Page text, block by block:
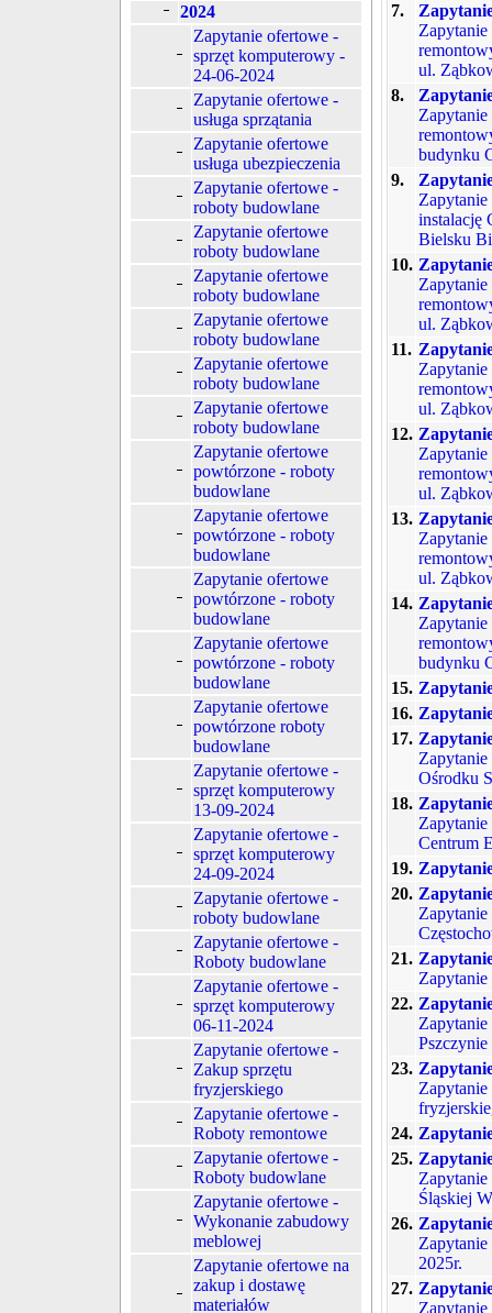
2024
Zapytanie ofertowe -
sprzęt komputerowy -
24-06-2024
Zapytanie ofertowe -
usługa sprzątania
Zapytanie ofertowe
usługa ubezpieczenia
Zapytanie ofertowe -
roboty budowlane
Zapytanie ofertowe
roboty budowlane
Zapytanie ofertowe
roboty budowlane
Zapytanie ofertowe
roboty budowlane
Zapytanie ofertowe
roboty budowlane
Zapytanie ofertowe
roboty budowlane
Zapytanie ofertowe
powtórzone - roboty
budowlane
Zapytanie ofertowe
powtórzone - roboty
budowlane
Zapytanie ofertowe
powtórzone - roboty
budowlane
Zapytanie ofertowe
powtórzone - roboty
budowlane
Zapytanie ofertowe
powtórzone roboty
budowlane
Zapytanie ofertowe -
sprzęt komputerowy
13-09-2024
Zapytanie ofertowe -
sprzęt komputerowy
24-09-2024
Zapytanie ofertowe -
roboty budowlane
Zapytanie ofertowe -
Roboty budowlane
Zapytanie ofertowe -
sprzęt komputerowy
06-11-2024
Zapytanie ofertowe -
Zakup sprzętu
fryzjerskiego
Zapytanie ofertowe -
Roboty remontowe
Zapytanie ofertowe -
Roboty budowlane
Zapytanie ofertowe -
Wykonanie zabudowy
meblowej
Zapytanie ofertowe na
zakup i dostawę
materiałów
7.
ul.
8.
budynku
9.
instalację
Bielsku
10.
ul.
11.
ul.
12.
ul.
13.
ul.
14.
budynku
15.
16.
17.
Ośrodku
18.
Centrum
19.
20.
21.
22.
Pszczynie
23.
24.
25.
Śląskiej
26.
2025r.
27.